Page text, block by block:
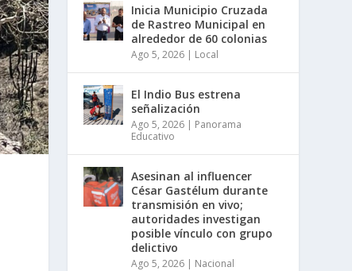
Inicia Municipio Cruzada
de Rastreo Municipal en
alrededor de 60 colonias
Ago 5, 2026 | Local
El Indio Bus estrena
señalización
Ago 5, 2026 | Panorama
Educativo
Asesinan al influencer
César Gastélum durante
transmisión en vivo;
autoridades investigan
posible vínculo con grupo
delictivo
Ago 5, 2026 | Nacional